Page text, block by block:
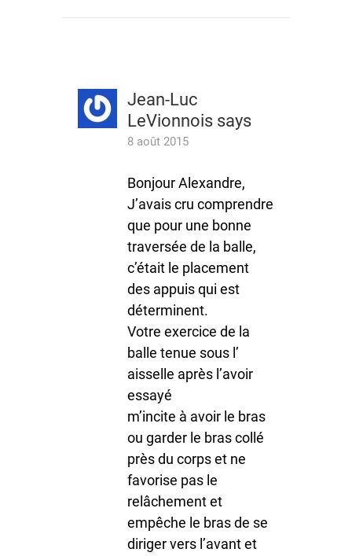
Jean-Luc
LeVionnoissays
8 août 2015
Bonjour Alexandre,
J’avais cru comprendre
que pour une bonne
traversée de la balle,
c’était le placement
des appuis qui est
déterminent.
Votre exercice de la
balle tenue sous l’
aisselle après l’avoir
essayé
m’incite à avoir le bras
ou garder le bras collé
près du corps et ne
favorise pas le
relâchement et
empêche le bras de se
diriger vers l’avant et